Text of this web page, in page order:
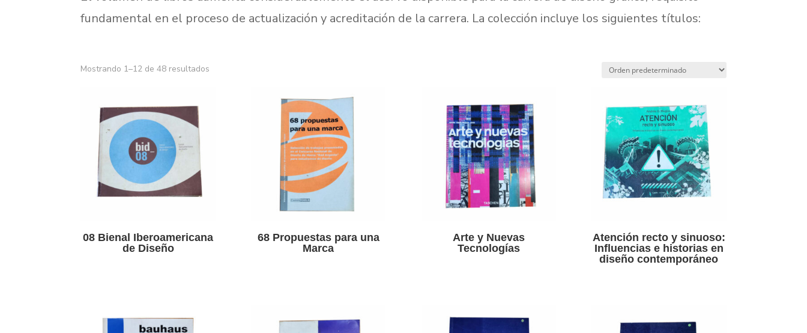
fundamental en el proceso de actualización y acreditación de la carrera. La colección incluye los siguientes títulos:
Mostrando 1–12 de 48 resultados
08 Bienal Iberoamericana
de Diseño
68 Propuestas para una
Marca
Arte y Nuevas
Tecnologías
Atención recto y sinuoso:
Influencias e historias en
diseño contemporáneo